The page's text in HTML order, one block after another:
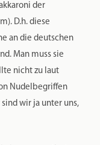
der
D.h. diese
an die deutschen
Man muss sie
nicht zu laut
Nudelbegriffen
wir ja unter uns,